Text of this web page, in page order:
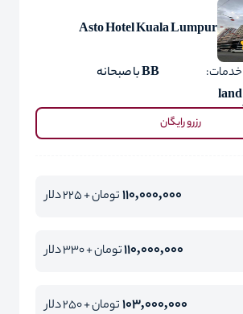
Asto Hotel Kuala Lumpur
خدمات:
BB با صبحانه
land
رزرو رایگان
110,000,000تومان + 225 دلار
110,000,000تومان + 330 دلار
103,000,000تومان + 250 دلار